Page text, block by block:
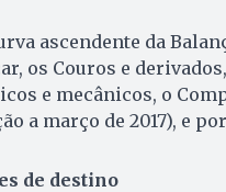
ascendente da
os Couros e
e mecânicos, o
a março de 2017), e
de destino